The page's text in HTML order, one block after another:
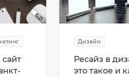
Дизайн
Ресайз в
это такое и